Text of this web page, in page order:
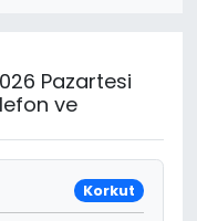
Pazartesi
ve
Korkut